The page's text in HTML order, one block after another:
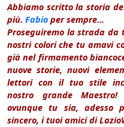
Abbiamo scritto la storia
più. Fabio per sempre...
Proseguiremo la strada
nostri colori che tu amavi
già nel firmamento
nuove storie, nuovi
lettori con il tuo stile
nostro grande Maestro!
ovunque tu sia, adesso
sincero, i tuoi amici di